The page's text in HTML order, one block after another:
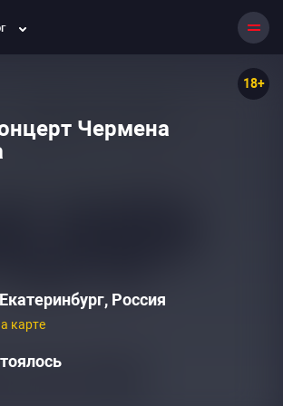
18+
Чермена
Екатеринбург, Россия
карте